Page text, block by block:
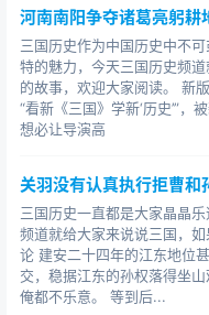
欢迎大家继续关注三国
人物事件！
河南南阳争夺诸葛亮躬耕
三国历史作为中国历史中不
特的魅力，今天三国历史频
的故事，欢迎大家阅读。 新
“看新《三国》学新‘历史’”
想必让导演高
关羽没有认真执行拒曹和
三国历史一直都是大家晶晶
频道就给大家来说说三国，
论 建安二十四年的江东地位
交，稳据江东的孙权落得坐
俺都不乐意。 等到后...